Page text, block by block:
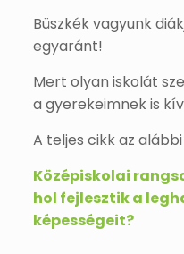
Büszkék vagyunk
egyaránt!
Mert olyan iskolát
a gyerekeimnek is
A teljes cikk az
Középiskolai
hol fejlesztik a
képességeit?